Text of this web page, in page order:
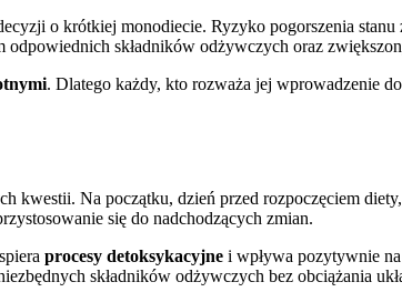
o krótkiej monodiecie. Ryzyko pogorszenia stanu
składników odżywczych oraz
. Dlatego każdy, kto rozważa jej wprowadzenie
Na początku, dzień przed rozpoczęciem
się do nadchodzących zmian.
procesy detoksykacyjne i wpływa pozytywnie
składników odżywczych bez obciążania